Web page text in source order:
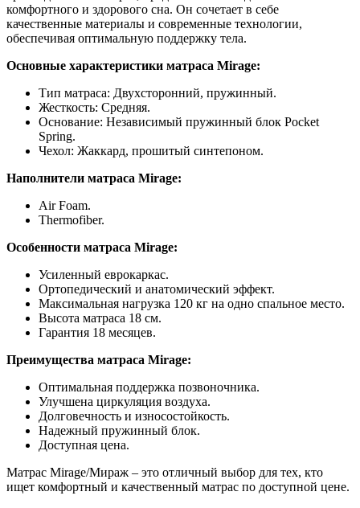
комфортного и здорового сна. Он сочетает в себе
качественные материалы и современные технологии,
обеспечивая оптимальную поддержку тела.
Основные характеристики матраса Mirage:
Тип матраса: Двухсторонний, пружинный.
Жесткость: Средняя.
Основание: Независимый пружинный блок Pocket
Spring.
Чехол: Жаккард, прошитый синтепоном.
Наполнители матраса Mirage:
Air Foam.
Thermofiber.
Особенности матраса Mirage:
Усиленный еврокаркас.
Ортопедический и анатомический эффект.
Максимальная нагрузка 120 кг на одно спальное место.
Высота матраса 18 см.
Гарантия 18 месяцев.
Преимущества матраса Mirage:
Оптимальная поддержка позвоночника.
Улучшена циркуляция воздуха.
Долговечность и износостойкость.
Надежный пружинный блок.
Доступная цена.
Матрас Mirage/Мираж – это отличный выбор для тех, кто
ищет комфортный и качественный матрас по доступной цене.